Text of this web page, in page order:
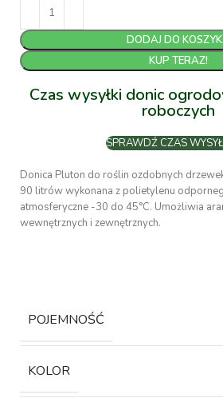
DODAJ DO
KUP TERAZ!
Czas wysyłki donic
roboczych
SPRAWDŹ CZAS
Donica Pluton do roślin ozdobnych
90 litrów wykonana z polietylenu
atmosferyczne -30 do 45°C. Umożliwia
wewnętrznych i zewnętrznych.
POJEMNOŚĆ
KOLOR